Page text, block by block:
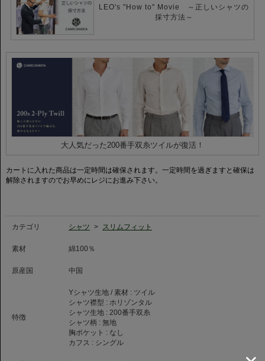
構築します。
ノーネクタイ時： 第一ボタンを外すと襟先が緩やかに外側に流れ、開放感が
ありながらも凛とした表情をキープします。 ビジネスから華やかなパーティ
ーシーンまで、幅広く活躍する万能な襟型です。
◆200番手双糸（ツイル）について◆
超極細の糸である「200番手」を2本撚り合わせた最高級クラスの生地を使用
繊細な糸が生み出す艶は、化学繊維では決して出せない天然素材ならではの
織り組織をツイル（綾織り）にすることで、しなやかさと程よい肉感をもた
せ、肌の上を滑るような極上の着心地を実現しました。
LEO's "How to" Movie ～正しいシャツの
採寸方法～
大人気だった200番手双糸ツイルが復活！
カートに入れた商品は一定時間は確保されます。一定時間を過ぎますと確保は
解除されますのでお早めにレジにお進み下さい。
カテゴリ シャツ > スリムフィット
素材 綿100％
原産国 中国
特徴
Yシャツ生地 / 素材 : ツイル
シャツ襟型 : ホリゾンタル
シャツ生地 : 200番手双糸
シャツ柄 : 無地
胸ポケット : なし
カフス : シングル